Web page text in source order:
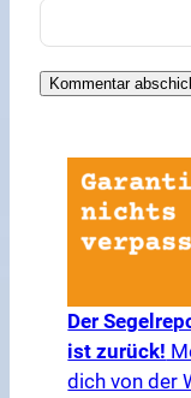
Der
ist zurück!
dich von der